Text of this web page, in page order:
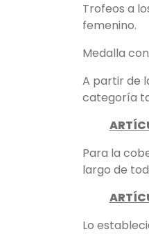
Trofeos a
femenino.
Medalla
A partir de
categoría
Para la
largo de
Lo